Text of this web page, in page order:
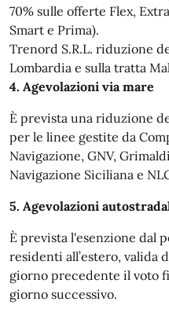
70% sulle offerte Flex,
Smart e Prima).
Trenord S.R.L. riduzione
Lombardia e sulla tratta
4. Agevolazioni via mare
È prevista una riduzione
per le linee gestite da
Navigazione, GNV,
Navigazione Siciliana e
5. Agevolazioni
È prevista l'esenzione dal
residenti all’estero, valida
giorno precedente il voto
giorno successivo.